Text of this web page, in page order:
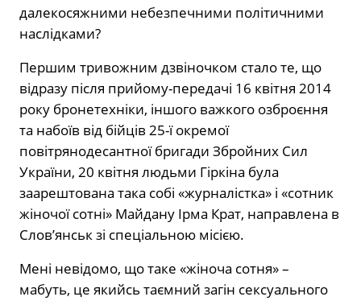
далекосяжними небезпечними політичними
наслідками?
Першим тривожним дзвіночком стало те, що
відразу після прийому-передачі 16 квітня 2014
року бронетехніки, іншого важкого озброєння
та набоїв від бійців 25-ї окремої
повітрянодесантної бригади Збройних Сил
України, 20 квітня людьми Гіркіна була
заарештована така собі «журналістка» і «сотник
жіночої сотні» Майдану Ірма Крат, направлена в
Слов’янськ зі спеціальною місією.
Мені невідомо, що таке «жіноча сотня» –
мабуть, це якийсь таємний загін сексуального